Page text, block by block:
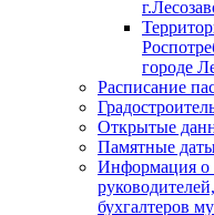
городе
Расписание
Открытые
Памятные
Информация о
бухгалтеров